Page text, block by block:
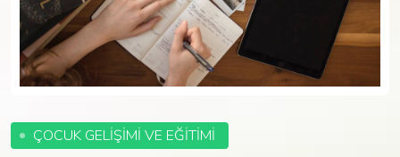
ÇOCUK GELİŞİMİ VE EĞİTİMİ